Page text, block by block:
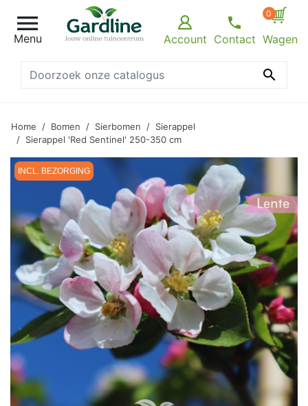

Menu Account Contact
0
Wagen

Home Bomen Sierbomen
Sierappel
Sierappel 'Red Sentinel' 250-350 cm
INCL. BEZORGING